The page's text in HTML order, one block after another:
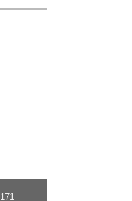
171